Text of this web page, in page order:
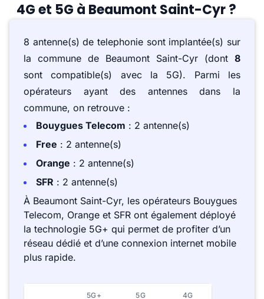
4G et 5G à Beaumont Saint-Cyr ?
8 antenne(s) de telephonie sont implantée(s) sur
la commune de Beaumont Saint-Cyr (dont 8
sont compatible(s) avec la 5G). Parmi les
opérateurs ayant des antennes dans la
commune, on retrouve :
Bouygues Telecom : 2 antenne(s)
Free : 2 antenne(s)
Orange : 2 antenne(s)
SFR : 2 antenne(s)
À Beaumont Saint-Cyr, les opérateurs Bouygues
Telecom, Orange et SFR ont également déployé
la technologie 5G+ qui permet de profiter d’un
réseau dédié et d’une connexion internet mobile
plus rapide.
5G+ 5G 4G